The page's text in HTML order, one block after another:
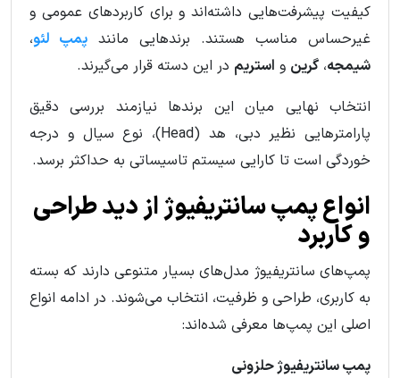
کیفیت پیشرفت‌هایی داشته‌اند و برای کاربردهای عمومی و
غیرحساس مناسب هستند. برندهایی مانند پمپ لئو،
شیمجه، گرین و استریم در این دسته قرار می‌گیرند.
انتخاب نهایی میان این برندها نیازمند بررسی دقیق
پارامترهایی نظیر دبی، هد (Head)، نوع سیال و درجه
خوردگی است تا کارایی سیستم تاسیساتی به حداکثر برسد.
انواع پمپ سانتریفیوژ از دید طراحی
و کاربرد
پمپ‌های سانتریفیوژ مدل‌های بسیار متنوعی دارند که بسته
به کاربری، طراحی و ظرفیت، انتخاب می‌شوند. در ادامه انواع
اصلی این پمپ‌ها معرفی شده‌اند:
پمپ سانتریفیوژ حلزونی